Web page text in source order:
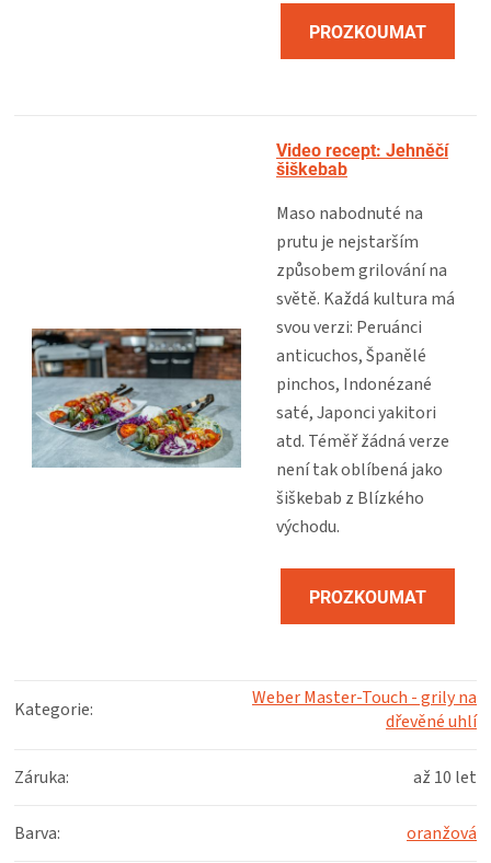
PROZKOUMAT
Video recept: Jehněčí
šiškebab
Maso nabodnuté na
prutu je nejstarším
způsobem grilování na
světě. Každá kultura má
svou verzi: Peruánci
anticuchos, Španělé
pinchos, Indonézané
saté, Japonci yakitori
atd. Téměř žádná verze
není tak oblíbená jako
šiškebab z Blízkého
východu.
PROZKOUMAT
Kategorie:
Weber Master-Touch - grily na
dřevěné uhlí
Záruka: až 10 let
Barva: oranžová